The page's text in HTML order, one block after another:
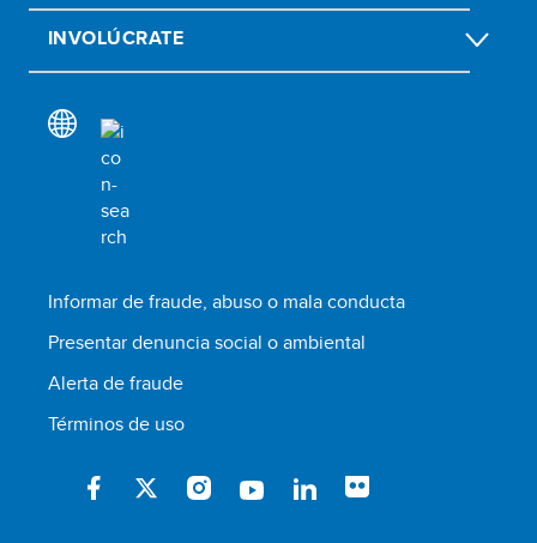
INVOLÚCRATE
Informar de fraude, abuso o mala conducta
Presentar denuncia social o ambiental
Alerta de fraude
Términos de uso